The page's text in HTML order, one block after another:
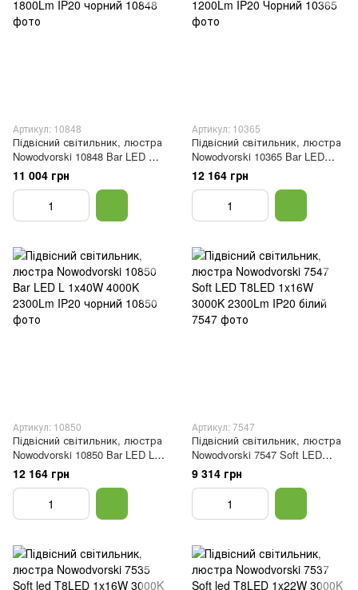
Артикул: 10848
Підвісний світильник, люстра
Nowodvorski 10848 Bar LED M
1x32W 4000K 1800Lm IP20
чорний
11 004 грн
Артикул: 10365
Підвісний світильник, люстра
Nowodvorski 10365 Bar LED
1x36W 3000K 1200Lm IP20
Чорний
12 164 грн
Артикул: 10850
Підвісний світильник, люстра
Nowodvorski 10850 Bar LED L
1x40W 4000K 2300Lm IP20
чорний
12 164 грн
Артикул: 7547
Підвісний світильник, люстра
Nowodvorski 7547 Soft LED
T8LED 1x16W 3000K 2300Lm
IP20 білий
9 314 грн